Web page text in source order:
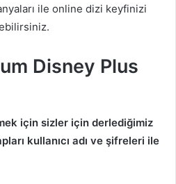
ile online dizi keyfinizi
Disney Plus
için sizler için derlediğimiz
kullanıcı adı ve şifreleri ile